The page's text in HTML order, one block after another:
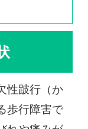
性跛行（か
歩行障害で